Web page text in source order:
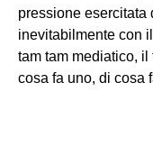
pressione esercitata
inevitabilmente con
tam tam mediatico,
cosa fa uno, di cosa